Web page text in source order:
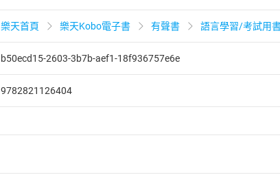
樂天首頁 樂天Kobo電子書 有聲書 語言學習/考試用
b50ecd15-2603-3b7b-aef1-18f936757e6e
9782821126404